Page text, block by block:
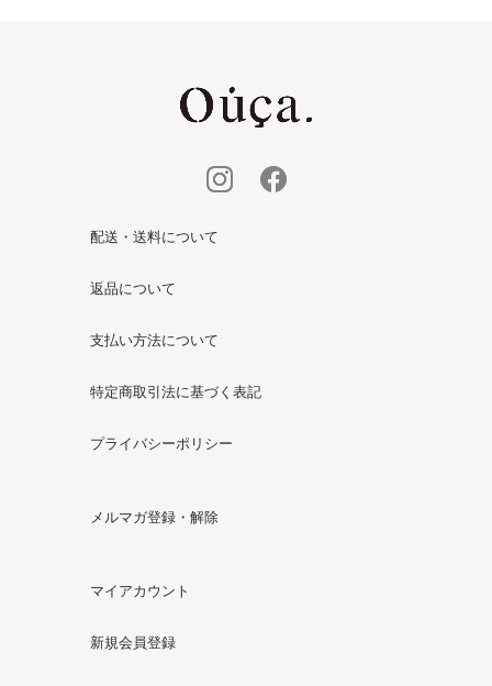
配送・送料について
返品について
支払い方法について
特定商取引法に基づく表記
プライバシーポリシー
メルマガ登録・解除
マイアカウント
新規会員登録